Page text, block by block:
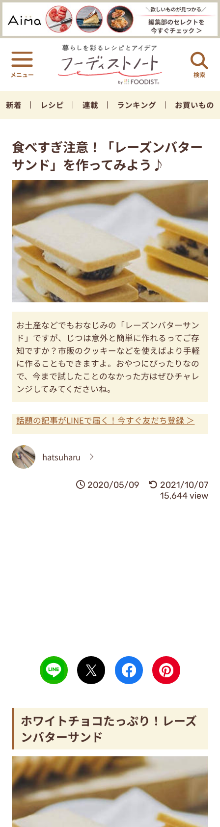
検索
新着 レシピ 連載 ランキング お買いもの
食べすぎ注意！「レーズンバター
サンド」を作ってみよう♪
お土産などでもおなじみの「レーズンバターサン
ド」ですが、じつは意外と簡単に作れるってご存
知ですか？市販のクッキーなどを使えばより手軽
に作ることもできますよ。おやつにぴったりなの
で、今まで試したことのなかった方はぜひチャレ
ンジしてみてくださいね。
話題の記事がLINEで届く！今すぐ友だち登録 ＞
hatsuharu
2020/05/09
2021/10/07
15,644 view
ホワイトチョコたっぷり！レーズ
ンバターサンド